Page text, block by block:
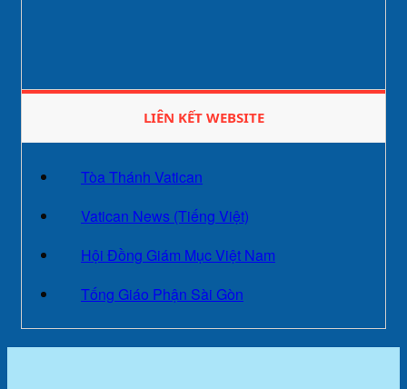
LIÊN KẾT WEBSITE
Tòa Thánh Vatican
Vatican News (Tiếng Việt)
Hội Đồng Giám Mục Việt Nam
Tống Giáo Phận Sài Gòn